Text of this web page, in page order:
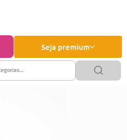
Seja premium